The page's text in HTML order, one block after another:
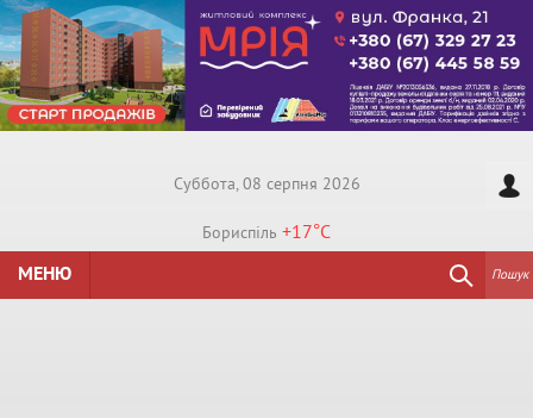
Суббота, 08 серпня 2026
Бориспiль +17°C
МЕНЮ
Пошук